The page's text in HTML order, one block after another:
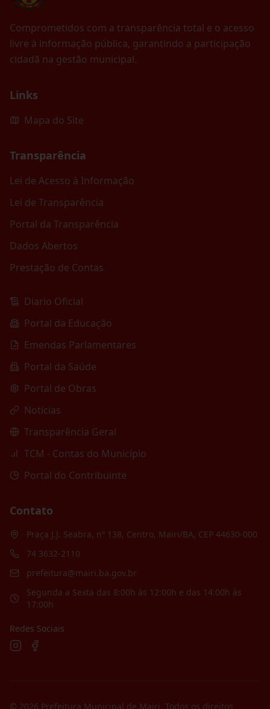
Comprometidos com a transparência total e o acesso
livre à informação pública, garantindo a participação
cidadã na gestão municipal.
Links
Mapa do Site
Transparência
Lei de Acesso à Informação
Lei de Transparência
Portal da Transparência
Dados Abertos
Prestação de Contas
Diario Oficial
Portal da Educação
Emendas Parlamentares
Portal da Saúde
Portal de Obras
Notícias
Transparência Geral
TCM - Contas do Município
Portal do Contribuinte
Contato
Praça J.J. Seabra, nº 138, Centro, Mairi/BA, CEP 44630-000
74 3632-2110
prefeitura@mairi.ba.gov.br
Segunda a Sexta das 8:00h às 12:00h e das 14:00h às
17:00h
Redes Sociais
© 2026 Prefeitura Municipal de Mairi. Todos os direitos